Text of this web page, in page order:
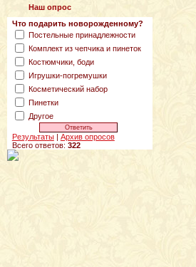
Наш опрос
Что подарить новорожденному?
Постельные принадлежности
Комплект из чепчика и пинеток
Костюмчики, боди
Игрушки-погремушки
Косметический набор
Пинетки
Другое
Результаты| Архив опросов
Всего ответов: 322